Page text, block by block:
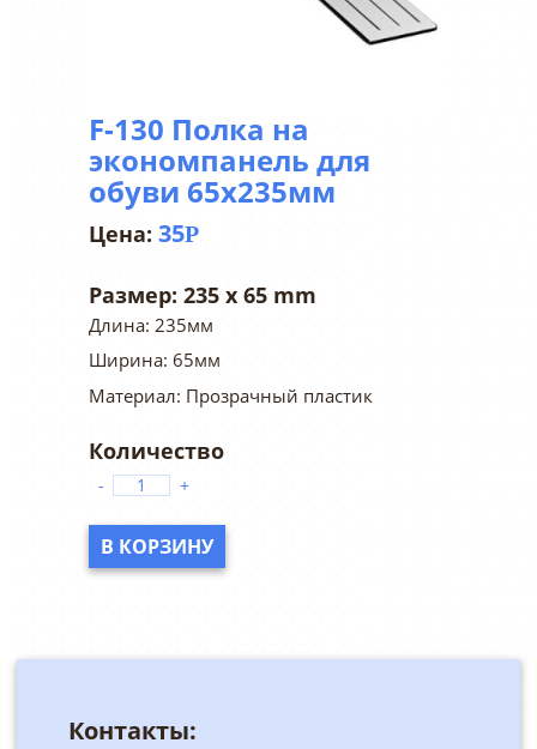
F-130 Полка на
экономпанель для
обуви 65х235мм
35Р
Размер: 235 x 65 mm
Длина: 235мм
Ширина: 65мм
Материал: Прозрачный пластик
- +
В КОРЗИНУ
Контакты: